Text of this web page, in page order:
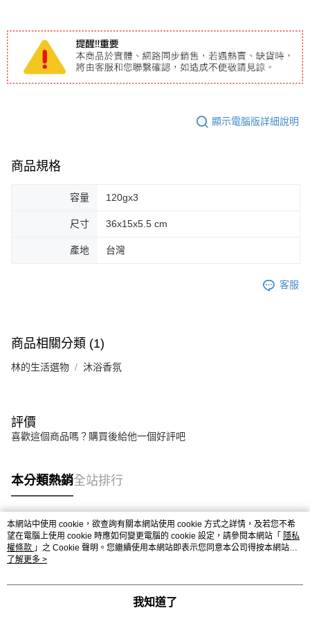
顯示電腦版詳細說明
商品規格
容量 120gx3
尺寸 36x15x5.5 cm
產地 台灣
客服
商品相關分類 (1)
林的生活選物 沐浴香氛
評價
喜歡這個商品嗎？購買後給他一個好評吧
本分類熱銷全站排行
熱門標籤
本網站中使用 cookie，欲查詢有關本網站使用 cookie 方式之詳情，及若您不希
望在電腦上使用 cookie 時應如何變更電腦的 cookie 設定，請參閱本網站「 隱私
權條款 」之 Cookie 聲明。您繼續使用本網站即表示您同意本公司得按本網站使
用條款之 Cookie 聲明使用 cookie。
了解更多 >
我知道了